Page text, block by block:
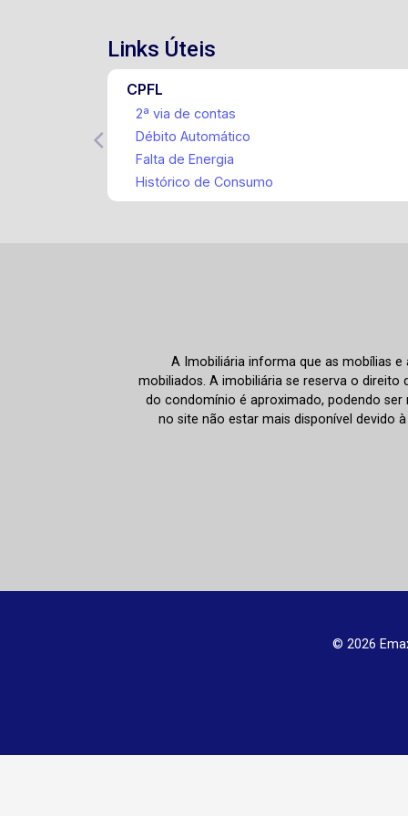
Links Úteis
CPFL
2ª via de contas
Débito Automático
Falta de Energia
Histórico de Consumo
A Imobiliária informa que as mobílias
mobiliados. A imobiliária se reserva o
do condomínio é aproximado, podendo
no site não estar mais disponível devido
© 2026